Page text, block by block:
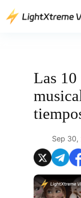
Saltar
Las
Sep 30,